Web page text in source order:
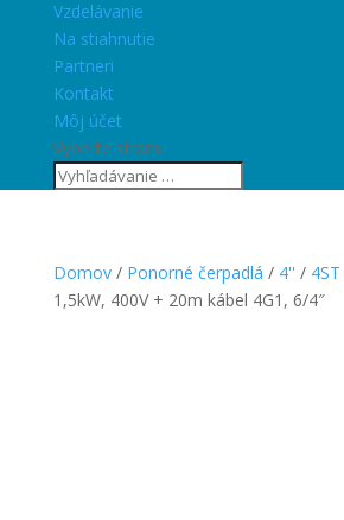
Vzdelávanie
Na stiahnutie
Partneri
Kontakt
Môj účet
Vyberte stranu
Domov/ Ponorné čerpadlá / 4'' / 4ST
1,5kW, 400V + 20m kábel 4G1, 6/4″